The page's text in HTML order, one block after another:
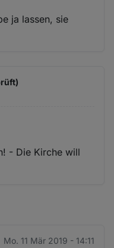
ja lassen, sie
- Die Kirche will
Mo. 11 Mär 2019 - 14:11